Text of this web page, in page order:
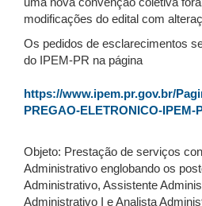
modificações do edital com
Os pedidos de esclarecimentos
do IPEM-PR na página
https://www.ipem.pr.gov.br/
PREGAO-ELETRONICO-IPEM-
Objeto: Prestação de serviços
Administrativo englobando os
Administrativo, Assistente
Administrativo I e Analista